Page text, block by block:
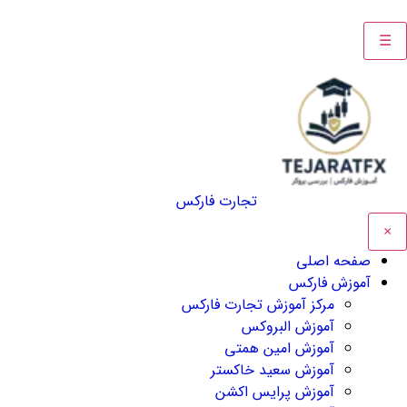
☰
تجارت فارکس
×
صفحه اصلی
آموزش فارکس
مرکز آموزش تجارت فارکس
آموزش البروکس
آموزش امین همتی
آموزش سعید خاکستر
آموزش پرایس اکشن